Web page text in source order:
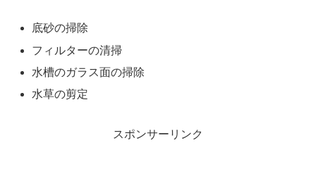
底砂の掃除
フィルターの清掃
水槽のガラス面の掃除
水草の剪定
スポンサーリンク